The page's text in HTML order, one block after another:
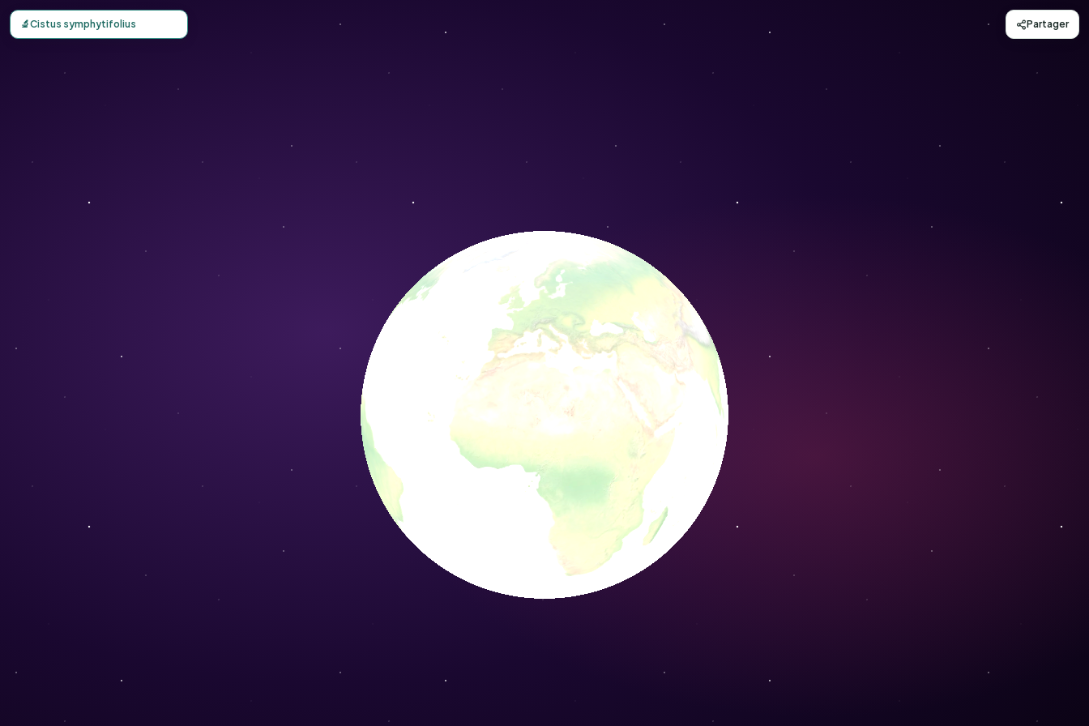
Carte d'observation du Cistus symphytifolius (Cistus symphytifolius) - Conservation Nature
🔬Cistus symphytifolius Partager